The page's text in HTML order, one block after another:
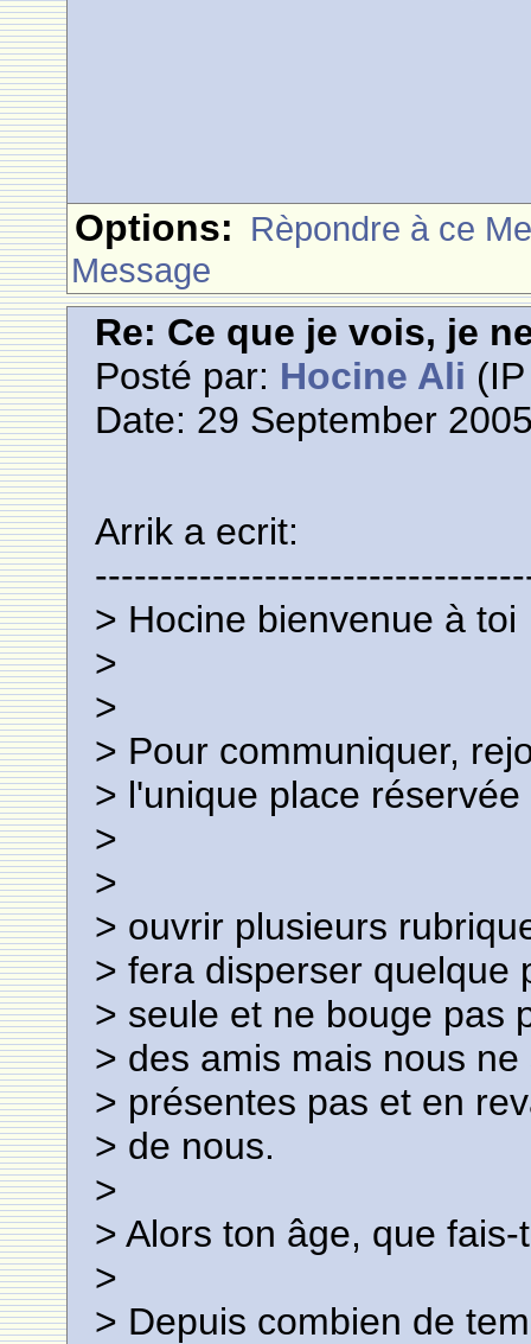
Options: Rèpondre à ce
Message
Re: Ce que je vois, je
Posté par: Hocine Ali
Date: 29 September
Arrik a ecrit:
> Hocine bienvenue à toi
>
>
> Pour communiquer,
> l'unique place
>
>
> ouvrir plusieurs
> fera disperser quelque
> seule et ne bouge pas
> des amis mais nous
> présentes pas et en
> de nous.
>
> Alors ton âge, que
>
> Depuis combien de